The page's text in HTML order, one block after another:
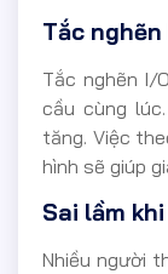
Tắc nghẽn
Tắc nghẽn I/
cầu cùng
tăng. Việc
hình sẽ giúp
Sai lầm
Nhiều người